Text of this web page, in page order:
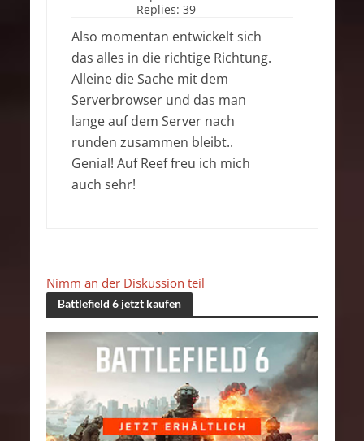
Replies: 39
Also momentan entwickelt sich
das alles in die richtige Richtung.
Alleine die Sache mit dem
Serverbrowser und das man
lange auf dem Server nach
runden zusammen bleibt..
Genial! Auf Reef freu ich mich
auch sehr!
Nimm an der Diskussion teil
Battlefield 6 jetzt kaufen